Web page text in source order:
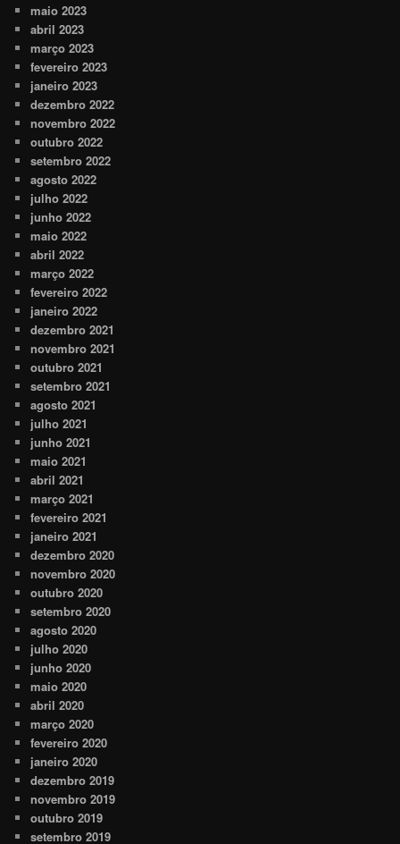
maio 2023
abril 2023
março 2023
fevereiro 2023
janeiro 2023
dezembro 2022
novembro 2022
outubro 2022
setembro 2022
agosto 2022
julho 2022
junho 2022
maio 2022
abril 2022
março 2022
fevereiro 2022
janeiro 2022
dezembro 2021
novembro 2021
outubro 2021
setembro 2021
agosto 2021
julho 2021
junho 2021
maio 2021
abril 2021
março 2021
fevereiro 2021
janeiro 2021
dezembro 2020
novembro 2020
outubro 2020
setembro 2020
agosto 2020
julho 2020
junho 2020
maio 2020
abril 2020
março 2020
fevereiro 2020
janeiro 2020
dezembro 2019
novembro 2019
outubro 2019
setembro 2019